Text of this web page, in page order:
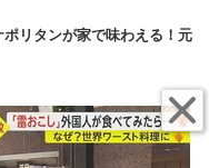
リタンが家で味わえる！元